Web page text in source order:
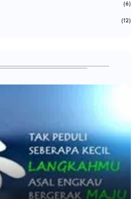
(6)
(12)